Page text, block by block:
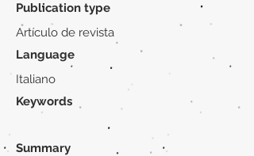
Publication type
Artículo de revista
Language
Italiano
Keywords
Summary